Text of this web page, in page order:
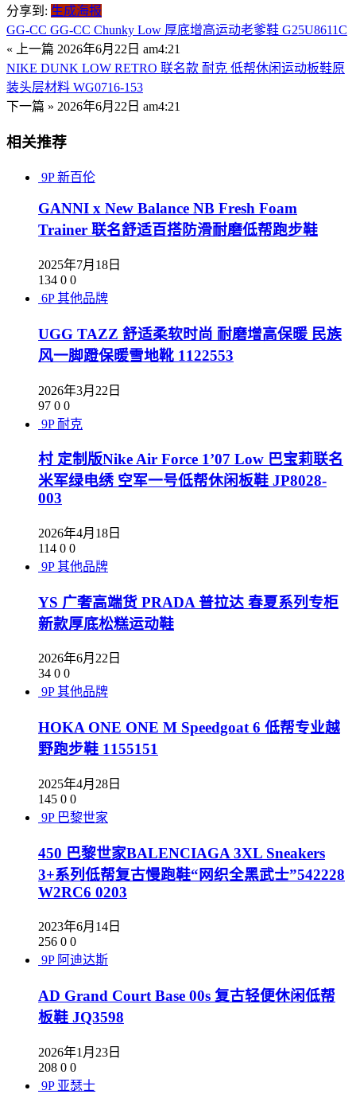
分享到: 生成海报
GG-CC GG-CC Chunky Low 厚底增高运动老爹鞋 G25U8611C
« 上一篇 2026年6月22日 am4:21
NIKE DUNK LOW RETRO 联名款 耐克 低帮休闲运动板鞋原
装头层材料 WG0716-153
下一篇 » 2026年6月22日 am4:21
相关推荐
9P 新百伦
GANNI x New Balance NB Fresh Foam
Trainer 联名舒适百搭防滑耐磨低帮跑步鞋
2025年7月18日
134 0 0
6P 其他品牌
UGG TAZZ 舒适柔软时尚 耐磨增高保暖 民族
风一脚蹬保暖雪地靴 1122553
2026年3月22日
97 0 0
9P 耐克
村 定制版Nike Air Force 1’07 Low 巴宝莉联名
米军绿电绣 空军一号低帮休闲板鞋 JP8028-
003
2026年4月18日
114 0 0
9P 其他品牌
YS 广奢高端货 PRADA 普拉达 春夏系列专柜
新款厚底松糕运动鞋
2026年6月22日
34 0 0
9P 其他品牌
HOKA ONE ONE M Speedgoat 6 低帮专业越
野跑步鞋 1155151
2025年4月28日
145 0 0
9P 巴黎世家
450 巴黎世家BALENCIAGA 3XL Sneakers
3+系列低帮复古慢跑鞋“网织全黑武士”542228
W2RC6 0203
2023年6月14日
256 0 0
9P 阿迪达斯
AD Grand Court Base 00s 复古轻便休闲低帮
板鞋 JQ3598
2026年1月23日
208 0 0
9P 亚瑟士